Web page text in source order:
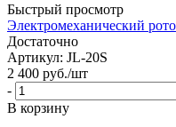
Быстрый просмотр
Электромеханический
Достаточно
Артикул: JL-20S
2 400 руб./шт
-
В корзину